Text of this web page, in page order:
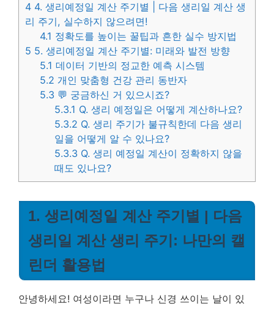
4 4. 생리예정일 계산 주기별 | 다음 생리일 계산 생
리 주기, 실수하지 않으려면!
4.1 정확도를 높이는 꿀팁과 흔한 실수 방지법
5 5. 생리예정일 계산 주기별: 미래와 발전 방향
5.1 데이터 기반의 정교한 예측 시스템
5.2 개인 맞춤형 건강 관리 동반자
5.3 💬 궁금하신 거 있으시죠?
5.3.1 Q. 생리 예정일은 어떻게 계산하나요?
5.3.2 Q. 생리 주기가 불규칙한데 다음 생리
일을 어떻게 알 수 있나요?
5.3.3 Q. 생리 예정일 계산이 정확하지 않을
때도 있나요?
1. 생리예정일 계산 주기별 | 다음
생리일 계산 생리 주기: 나만의 캘
린더 활용법
안녕하세요! 여성이라면 누구나 신경 쓰이는 날이 있